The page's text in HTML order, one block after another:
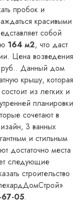
пробок и
красивыми
собой
164 м2, что даст
Цена возведения
руб.. Данный дом
крышу, которая
из легких и
планировки
сочетают в
3 ванных
и стильным
достаточно места
следующие
строительство
67-05.